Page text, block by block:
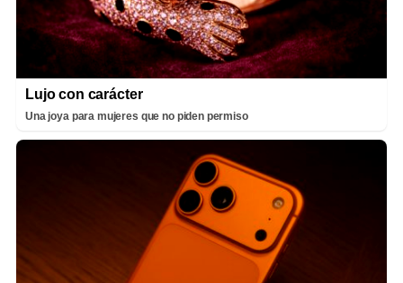
Lujo con carácter
Una joya para mujeres que no piden permiso